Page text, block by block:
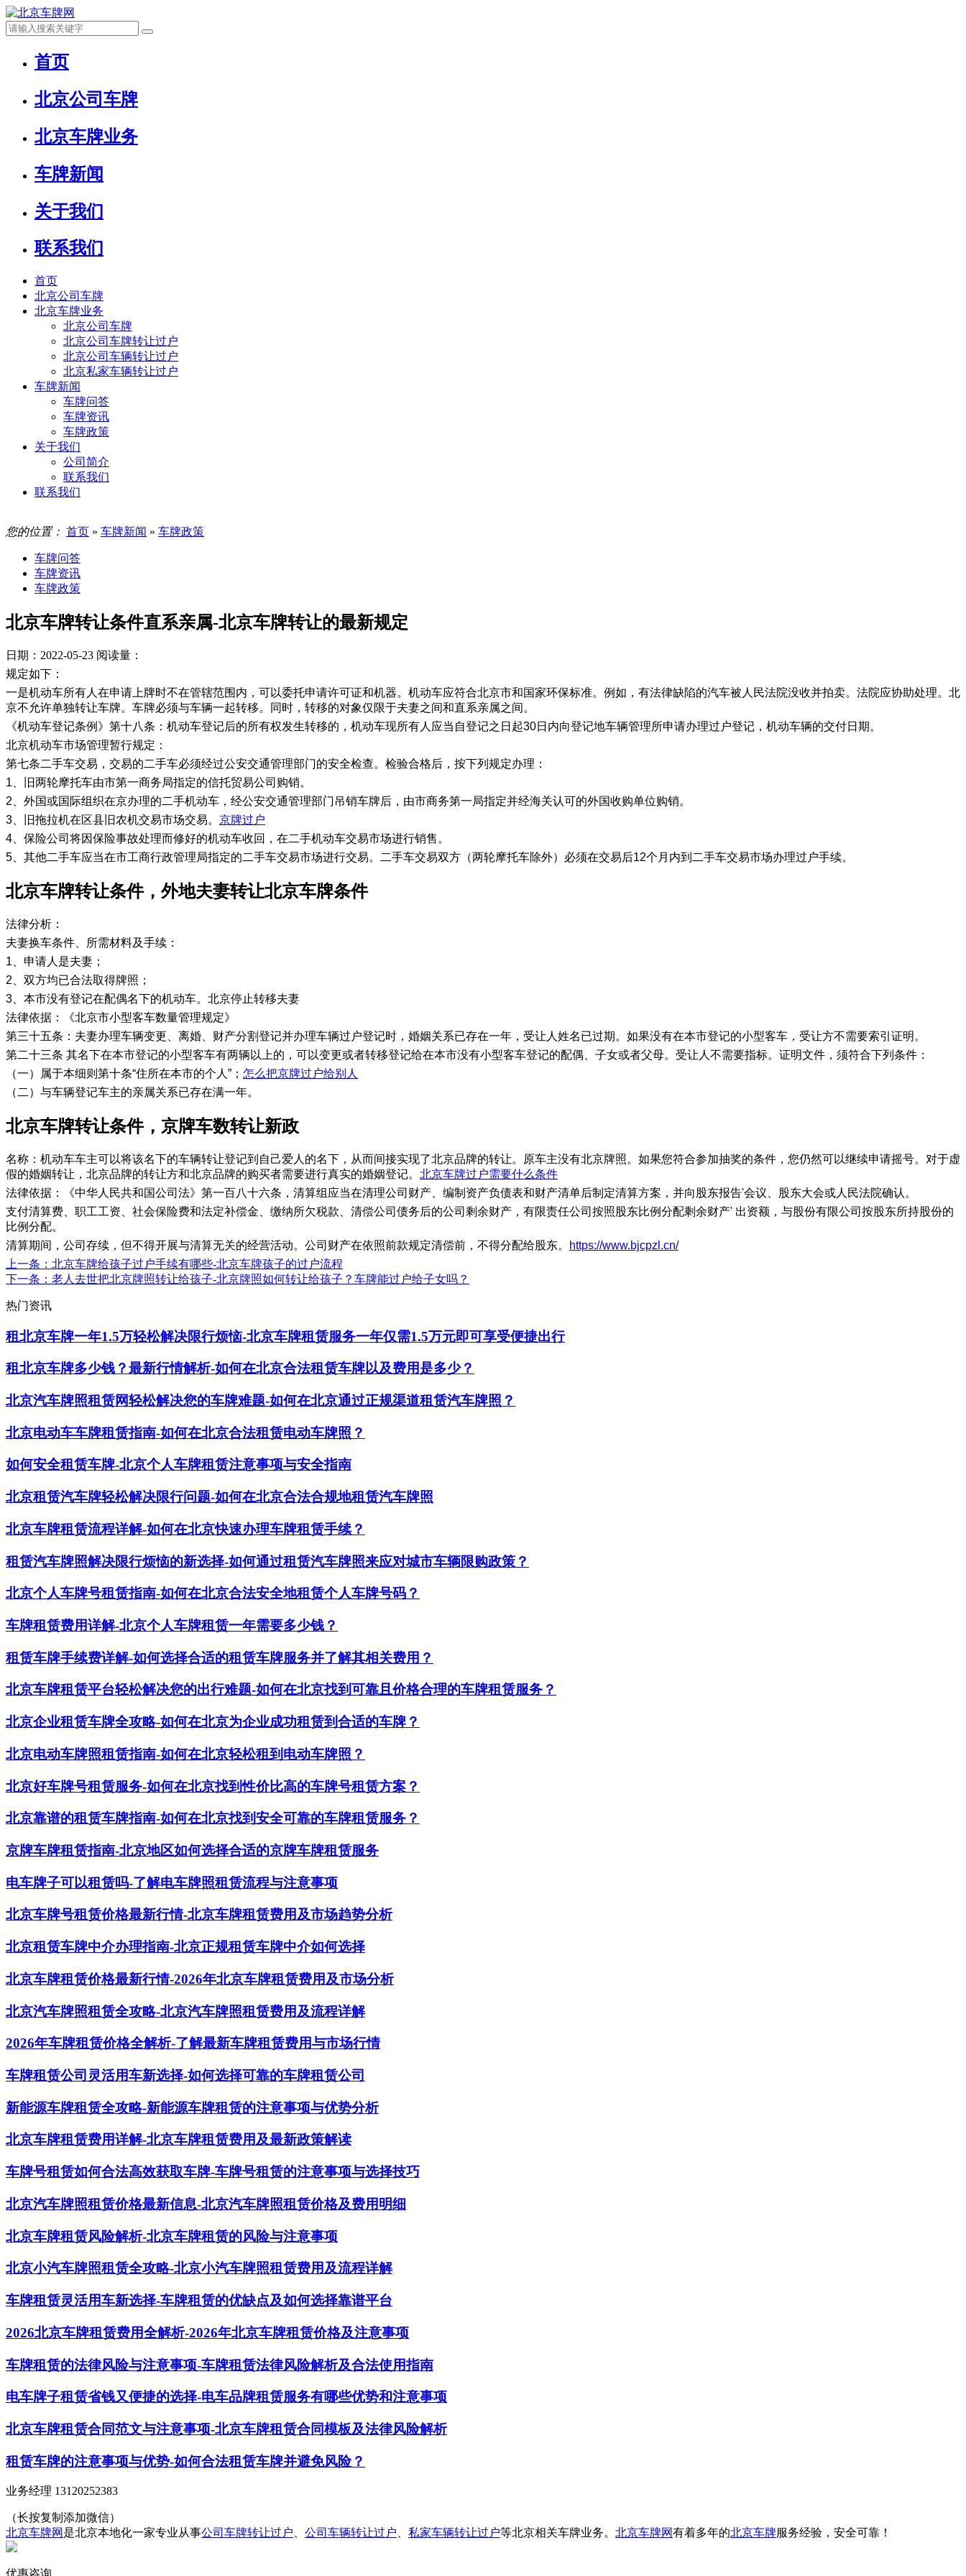
首页
北京公司车牌
北京车牌业务
车牌新闻
关于我们
联系我们
首页
北京公司车牌
北京车牌业务
北京公司车牌
北京公司车牌转让过户
北京公司车辆转让过户
北京私家车辆转让过户
车牌新闻
车牌问答
车牌资讯
车牌政策
关于我们
公司简介
联系我们
联系我们
您的位置： 首页 » 车牌新闻 » 车牌政策
车牌问答
车牌资讯
车牌政策
​北京车牌转让条件直系亲属-北京车牌转让的最新规定
日期：2022-05-23 阅读量：
规定如下：
一是机动车所有人在申请上牌时不在管辖范围内，可以委托申请许可证和机器。机动车应符合北京市和国家环保标准。例如，有法律缺陷的汽车被人民法院没收并拍卖。法院应协助处理。北
京不允许单独转让车牌。车牌必须与车辆一起转移。同时，转移的对象仅限于夫妻之间和直系亲属之间。
《机动车登记条例》第十八条：机动车登记后的所有权发生转移的，机动车现所有人应当自登记之日起30日内向登记地车辆管理所申请办理过户登记，机动车辆的交付日期。
北京机动车市场管理暂行规定：
第七条二手车交易，交易的二手车必须经过公安交通管理部门的安全检查。检验合格后，按下列规定办理：
1、旧两轮摩托车由市第一商务局指定的信托贸易公司购销。
2、外国或国际组织在京办理的二手机动车，经公安交通管理部门吊销车牌后，由市商务第一局指定并经海关认可的外国收购单位购销。
3、旧拖拉机在区县旧农机交易市场交易。 京牌过户
4、保险公司将因保险事故处理而修好的机动车收回，在二手机动车交易市场进行销售。
5、其他二手车应当在市工商行政管理局指定的二手车交易市场进行交易。二手车交易双方（两轮摩托车除外）必须在交易后12个月内到二手车交易市场办理过户手续。
北京车牌转让条件，外地夫妻转让北京车牌条件
法律分析：
夫妻换车条件、所需材料及手续：
1、申请人是夫妻；
2、双方均已合法取得牌照；
3、本市没有登记在配偶名下的机动车。北京停止转移夫妻
法律依据：《北京市小型客车数量管理规定》
第三十五条：夫妻办理车辆变更、离婚、财产分割登记并办理车辆过户登记时，婚姻关系已存在一年，受让人姓名已过期。如果没有在本市登记的小型客车，受让方不需要索引证明。
第二十三条 其名下在本市登记的小型客车有两辆以上的，可以变更或者转移登记给在本市没有小型客车登记的配偶、子女或者父母。受让人不需要指标。证明文件，须符合下列条件：
（一）属于本细则第十条“住所在本市的个人”； 怎么把京牌过户给别人
（二）与车辆登记车主的亲属关系已存在满一年。
​北京车牌转让条件，京牌车数转让新政
名称：机动车车主可以将该名下的车辆转让登记到自己爱人的名下，从而间接实现了北京品牌的转让。原车主没有北京牌照。如果您符合参加抽奖的条件，您仍然可以继续申请摇号。对于虚
假的婚姻转让，北京品牌的转让方和北京品牌的购买者需要进行真实的婚姻登记。 北京车牌过户需要什么条件
法律依据：《中华人民共和国公司法》第一百八十六条，清算组应当在清理公司财产、编制资产负债表和财产清单后制定清算方案，并向股东报告'会议、股东大会或人民法院确认。
支付清算费、职工工资、社会保险费和法定补偿金、缴纳所欠税款、清偿公司债务后的公司剩余财产，有限责任公司按照股东比例分配剩余财产' 出资额，与股份有限公司按股东所持股份的
比例分配。
清算期间，公司存续，但不得开展与清算无关的经营活动。公司财产在依照前款规定清偿前，不得分配给股东。
https://www.bjcpzl.cn/
上一条 ：北京车牌给孩子过户手续有哪些-北京车牌孩子的过户流程
下一条 ：老人去世把北京牌照转让给孩子-北京牌照如何转让给孩子？车牌能过户给子女吗？
热门资讯
租北京车牌一年1.5万轻松解决限行烦恼-北京车牌租赁服务一年仅需1.5万元即可享受便捷出行
租北京车牌多少钱？最新行情解析-如何在北京合法租赁车牌以及费用是多少？
北京汽车牌照租赁网轻松解决您的车牌难题-如何在北京通过正规渠道租赁汽车牌照？
北京电动车车牌租赁指南-如何在北京合法租赁电动车牌照？
如何安全租赁车牌-北京个人车牌租赁注意事项与安全指南
北京租赁汽车牌轻松解决限行问题-如何在北京合法合规地租赁汽车牌照
北京车牌租赁流程详解-如何在北京快速办理车牌租赁手续？
租赁汽车牌照解决限行烦恼的新选择-如何通过租赁汽车牌照来应对城市车辆限购政策？
北京个人车牌号租赁指南-如何在北京合法安全地租赁个人车牌号码？
车牌租赁费用详解-北京个人车牌租赁一年需要多少钱？
租赁车牌手续费详解-如何选择合适的租赁车牌服务并了解其相关费用？
北京车牌租赁平台轻松解决您的出行难题-如何在北京找到可靠且价格合理的车牌租赁服务？
北京企业租赁车牌全攻略-如何在北京为企业成功租赁到合适的车牌？
北京电动车牌照租赁指南-如何在北京轻松租到电动车牌照？
北京好车牌号租赁服务-如何在北京找到性价比高的车牌号租赁方案？
北京靠谱的租赁车牌指南-如何在北京找到安全可靠的车牌租赁服务？
京牌车牌租赁指南-北京地区如何选择合适的京牌车牌租赁服务
电车牌子可以租赁吗-了解电车牌照租赁流程与注意事项
北京车牌号租赁价格最新行情-北京车牌租赁费用及市场趋势分析
北京租赁车牌中介办理指南-北京正规租赁车牌中介如何选择
北京车牌租赁价格最新行情-2026年北京车牌租赁费用及市场分析
北京汽车牌照租赁全攻略-北京汽车牌照租赁费用及流程详解
2026年车牌租赁价格全解析-了解最新车牌租赁费用与市场行情
车牌租赁公司灵活用车新选择-如何选择可靠的车牌租赁公司
新能源车牌租赁全攻略-新能源车牌租赁的注意事项与优势分析
北京车牌租赁费用详解-北京车牌租赁费用及最新政策解读
车牌号租赁如何合法高效获取车牌-车牌号租赁的注意事项与选择技巧
北京汽车牌照租赁价格最新信息-北京汽车牌照租赁价格及费用明细
北京车牌租赁风险解析-北京车牌租赁的风险与注意事项
北京小汽车牌照租赁全攻略-北京小汽车牌照租赁费用及流程详解
车牌租赁灵活用车新选择-车牌租赁的优缺点及如何选择靠谱平台
2026北京车牌租赁费用全解析-2026年北京车牌租赁价格及注意事项
车牌租赁的法律风险与注意事项-车牌租赁法律风险解析及合法使用指南
电车牌子租赁省钱又便捷的选择-电车品牌租赁服务有哪些优势和注意事项
北京车牌租赁合同范文与注意事项-北京车牌租赁合同模板及法律风险解析
租赁车牌的注意事项与优势-如何合法租赁车牌并避免风险？
业务经理 13120252383
（长按复制添加微信）
北京车牌网 是北京本地化一家专业从事公司车牌转让过户 公司车辆转让过户 私家车辆转让过户等北京相关车牌业务。 北京车牌网有着多年的北京车牌服务经验，安全可靠！